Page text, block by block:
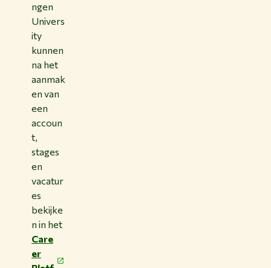
ngen
Univers
ity
kunnen
na het
aanmak
en van
een
accoun
t,
stages
en
vacatur
es
bekijke
n in het
Care
er